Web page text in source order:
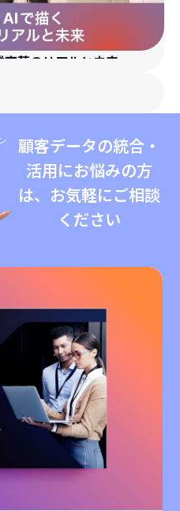
変革のリアルと未来
顧客データの統合・
活用にお悩みの方
は、お気軽にご相談
ください